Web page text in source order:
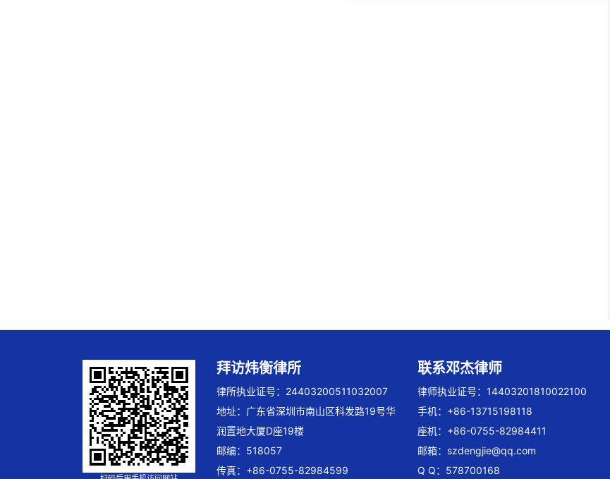
拜访炜衡律所
律所执业证号：24403200511032007
地址：广东省深圳市南山区科发路19号华
润置地大厦D座19楼
邮编：518057
传真：+86-0755-82984599
联系邓杰律师
律师执业证号：14403201810022100
手机：+86-13715198118
座机：+86-0755-82984411
邮箱： szdengjie@qq.com
Q Q：578700168